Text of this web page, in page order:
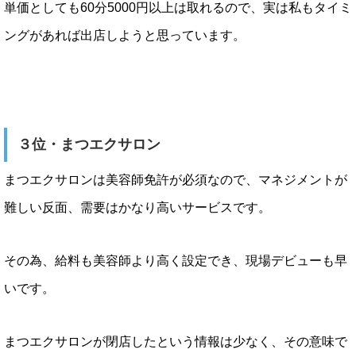
単価としても60分5000円以上は取れるので、実は私もタイミ
ングがあれば出店しようと思っています。
３位・まつエクサロン
まつエクサロンは美容師免許が必須なので、マネジメントが
難しい反面、需要はかなり高いサービスです。
その為、給料も美容師より高く設定でき、現場デビューも早
いです。
まつエクサロンが閉店したという情報は少なく、その意味で